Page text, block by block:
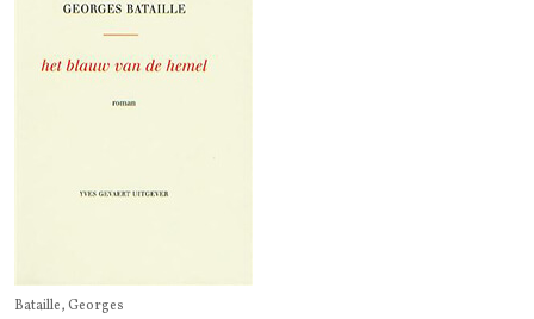
Bataille, Georges